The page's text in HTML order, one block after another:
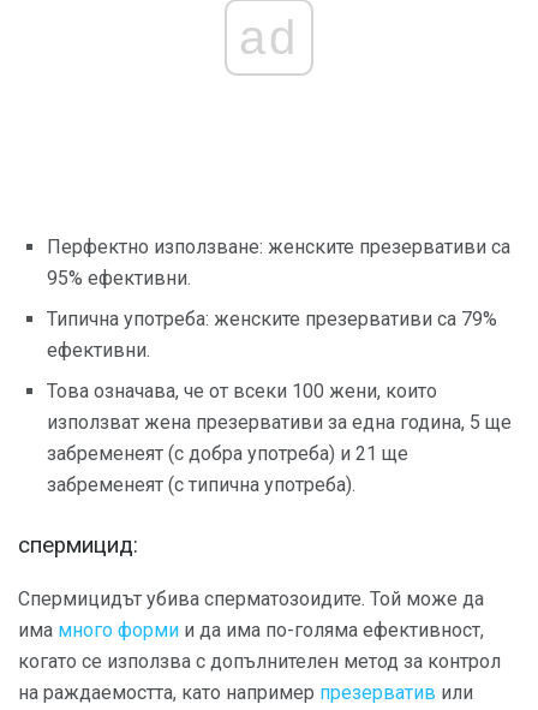
ad
Перфектно използване: женските презервативи са
95% ефективни.
Типична употреба: женските презервативи са 79%
ефективни.
Това означава, че от всеки 100 жени, които
използват жена презервативи за една година, 5 ще
забременеят (с добра употреба) и 21 ще
забременеят (с типична употреба).
спермицид:
Спермицидът убива сперматозоидите. Той може да
има много форми и да има по-голяма ефективност,
когато се използва с допълнителен метод за контрол
на раждаемостта, като например презерватив или